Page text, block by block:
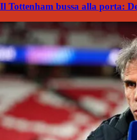
Il Tottenham bussa alla porta: